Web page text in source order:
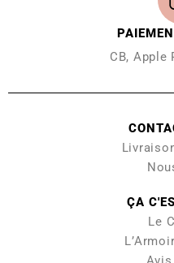
CB, Apple
ÇA
Le